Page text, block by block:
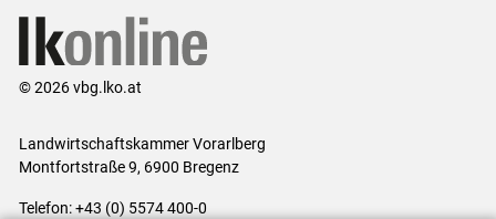
© 2026 vbg.lko.at
Landwirtschaftskammer Vorarlberg
Montfortstraße 9, 6900 Bregenz
Telefon: +43 (0) 5574 400-0